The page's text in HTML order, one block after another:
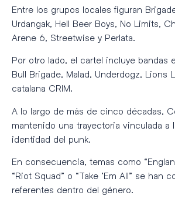
Entre los grupos locales figuran
Urdangak, Hell Beer Boys, No Limits,
Arene 6, Streetwise y Perlata.
Por otro lado, el cartel incluye bandas
Bull Brigade, Malad, Underdogz, Lions
catalana CRIM.
A lo largo de más de cinco décadas,
mantenido una trayectoria vinculada a
identidad del punk.
En consecuencia, temas como
“Riot Squad” o “Take ’Em All” se han
referentes dentro del género.